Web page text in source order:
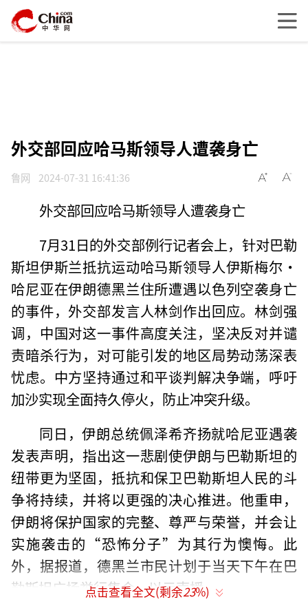
外交部回应哈马斯领导人遭袭身亡
鲁网 2024-07-31 16:41:36
外交部回应哈马斯领导人遭袭身亡
7月31日的外交部例行记者会上，针对巴勒
斯坦伊斯兰抵抗运动哈马斯领导人伊斯梅尔·
哈尼亚在伊朗德黑兰住所遭遇以色列空袭身亡
的事件，外交部发言人林剑作出回应。林剑强
调，中国对这一事件高度关注，坚决反对并谴
责暗杀行为，对可能引发的地区局势动荡深表
忧虑。中方坚持通过和平谈判解决争端，呼吁
加沙实现全面持久停火，防止冲突升级。
同日，伊朗总统佩泽希齐扬就哈尼亚遇袭
发表声明，指出这一悲剧使伊朗与巴勒斯坦的
纽带更为坚固，抵抗和保卫巴勒斯坦人民的斗
争将持续，并将以更强的决心推进。他重申，
伊朗将保护国家的完整、尊严与荣誉，并会让
实施袭击的“恐怖分子”为其行为懊悔。此
外，据报道，德黑兰市民计划于当天下午在巴
勒斯坦广场举行集会，以示声援。
点击查看全文(剩余23%)